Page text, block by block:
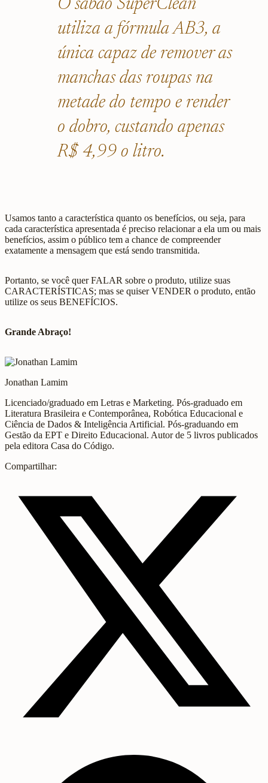
O sabão SuperClean
utiliza a fórmula AB3, a
única capaz de remover as
manchas das roupas na
metade do tempo e render
o dobro, custando apenas
R$ 4,99 o litro.
Usamos tanto a característica quanto os benefícios, ou seja, para
cada característica apresentada é preciso relacionar a ela um ou mais
benefícios, assim o público tem a chance de compreender
exatamente a mensagem que está sendo transmitida.
Portanto, se você quer FALAR sobre o produto, utilize suas
CARACTERÍSTICAS; mas se quiser VENDER o produto, então
utilize os seus BENEFÍCIOS.
Grande Abraço!
Jonathan Lamim
Licenciado/graduado em Letras e Marketing. Pós-graduado em
Literatura Brasileira e Contemporânea, Robótica Educacional e
Ciência de Dados & Inteligência Artificial. Pós-graduando em
Gestão da EPT e Direito Educacional. Autor de 5 livros publicados
pela editora Casa do Código.
Compartilhar: